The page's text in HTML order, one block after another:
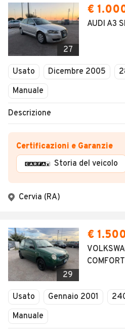
27
€
AUDI A3
Usato Dicembre 2005
Manuale
Descrizione
Certificazioni e Garanzie
Storia del veicolo
Cervia (RA)
29
€
Usato Gennaio 2001
Manuale